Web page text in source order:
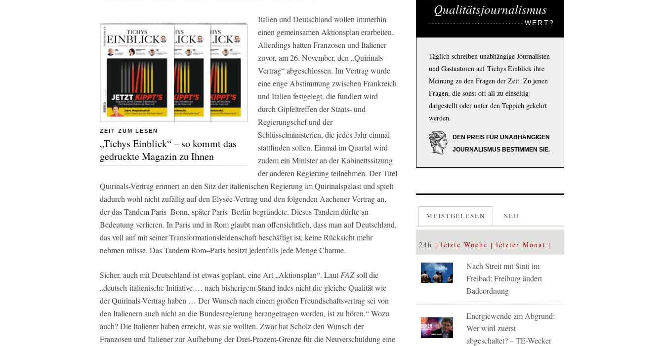
ZEIT ZUM LESEN
„Tichys Einblick“ – so kommt das
gedruckte Magazin zu Ihnen
Italien und Deutschland wollen immerhin
einen gemeinsamen Aktionsplan erarbeiten.
Allerdings hatten Franzosen und Italiener
zuvor, am 26. November, den „Quirinals-
Vertrag“ abgeschlossen. Im Vertrag wurde
eine enge Abstimmung zwischen Frankreich
und Italien festgelegt, die fundiert wird
durch Gipfeltreffen der Staats- und
Regierungschef und der
Schlüsselministerien, die jedes Jahr einmal
stattfinden sollen. Einmal im Quartal wird
zudem ein Minister an der Kabinettssitzung
der anderen Regierung teilnehmen. Der Titel
Quirinals-Vertrag erinnert an den Sitz der italienischen Regierung im Quirinalspalast und spielt
dadurch wohl nicht zufällig auf den Elysée-Vertrag und den folgenden Aachener Vertrag an,
der das Tandem Paris–Bonn, später Paris–Berlin begründete. Dieses Tandem dürfte an
Bedeutung verlieren. In Paris und in Rom glaubt man offensichtlich, dass man auf Deutschland,
das voll auf mit seiner Transformationsleidenschaft beschäftigt ist, keine Rücksicht mehr
nehmen müsse. Das Tandem Rom–Paris besitzt jedenfalls jede Menge Charme.
Sicher, auch mit Deutschland ist etwas geplant, eine Art „Aktionsplan“. Laut FAZsoll die
„deutsch-italienische Initiative … nach bisherigem Stand indes nicht die gleiche Qualität wie
der Quirinals-Vertrag haben … Der Wunsch nach einem großen Freundschaftsvertrag sei von
den Italienern auch nicht an die Bundesregierung herangetragen worden, ist zu hören.“ Wozu
auch? Die Italiener haben erreicht, was sie wollten. Zwar hat Scholz den Wunsch der
Franzosen und Italiener zur Aufhebung der Drei-Prozent-Grenze für die Neuverschuldung eine
Qualitätsjournalismus
WERT?
Täglich schreiben unabhängige Journalisten
und Gastautoren auf Tichys Einblick ihre
Meinung zu den Fragen der Zeit. Zu jenen
Fragen, die sonst oft all zu einseitig
dargestellt oder unter den Teppich gekehrt
werden.
DEN PREIS FÜR UNABHÄNGIGEN
JOURNALISMUS BESTIMMEN SIE.
MEISTGELESEN NEU
24h letzte Woche letzter Monat
Nach Streit mit Sinti im
Freibad: Freiburg ändert
Badeordnung
Energiewende am Abgrund:
Wer wird zuerst
abgeschaltet? – TE-Wecker